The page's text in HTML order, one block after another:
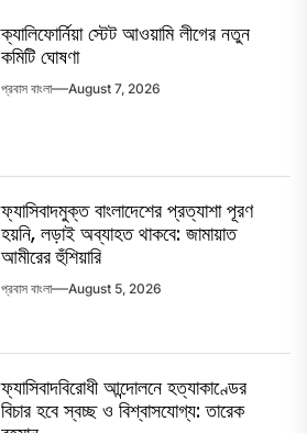
ক্যালিফোর্নিয়া স্টেট আওয়ামি লীগের নতুন
কমিটি ঘোষণা
প্রবাস বাংলা August 7, 2026
ফ্যাসিবাদমুক্ত বাংলাদেশের প্রত্যাশা পূরণ
হয়নি, লড়াই অব্যাহত থাকবে: জামায়াত
আমীরের হুঁশিয়ারি
প্রবাস বাংলা August 5, 2026
ফ্যাসিবাদবিরোধী আন্দোলনে হত্যাকাণ্ডের
বিচার হবে স্বচ্ছ ও বিশ্বাসযোগ্য: তারেক